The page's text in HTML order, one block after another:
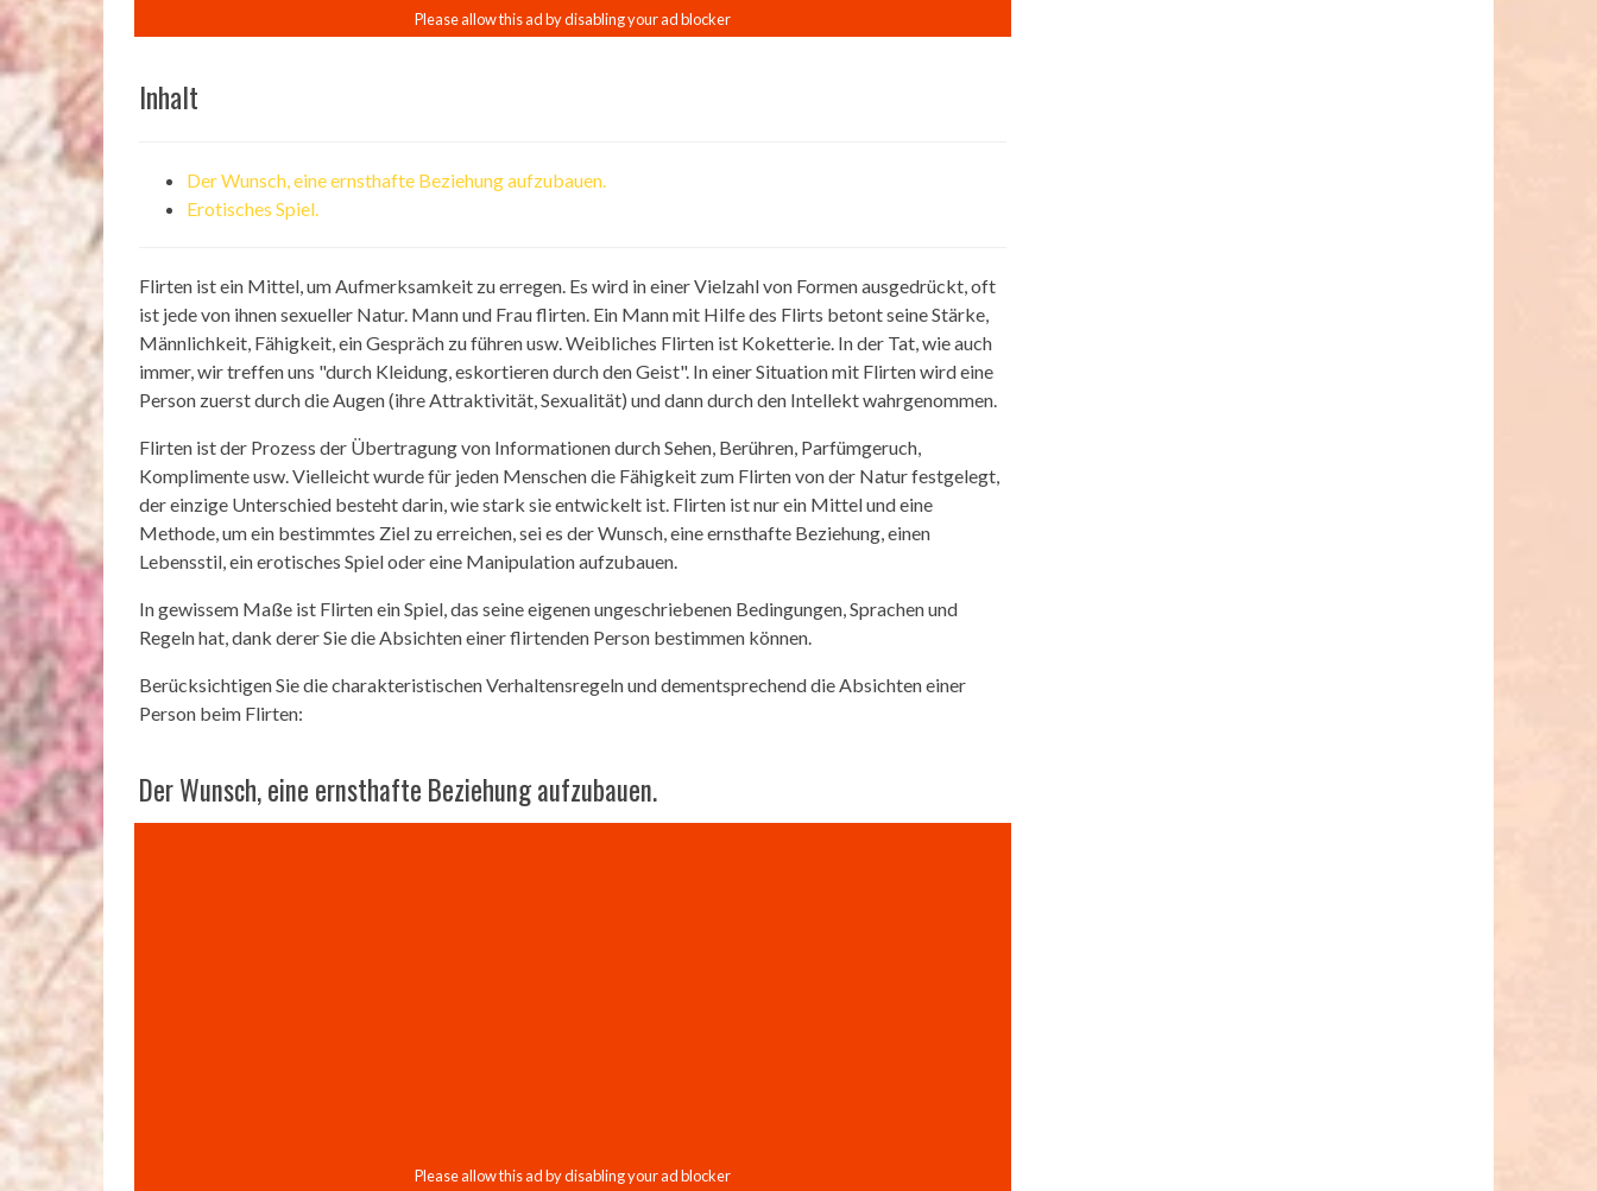
Inhalt
Der Wunsch, eine ernsthafte Beziehung aufzubauen.
Erotisches Spiel.
Flirten ist ein Mittel, um Aufmerksamkeit zu erregen. Es wird in einer Vielzahl von Formen ausgedrückt, oft
ist jede von ihnen sexueller Natur. Mann und Frau flirten. Ein Mann mit Hilfe des Flirts betont seine Stärke,
Männlichkeit, Fähigkeit, ein Gespräch zu führen usw. Weibliches Flirten ist Koketterie. In der Tat, wie auch
immer, wir treffen uns "durch Kleidung, eskortieren durch den Geist". In einer Situation mit Flirten wird eine
Person zuerst durch die Augen (ihre Attraktivität, Sexualität) und dann durch den Intellekt wahrgenommen.
Flirten ist der Prozess der Übertragung von Informationen durch Sehen, Berühren, Parfümgeruch,
Komplimente usw. Vielleicht wurde für jeden Menschen die Fähigkeit zum Flirten von der Natur festgelegt,
der einzige Unterschied besteht darin, wie stark sie entwickelt ist. Flirten ist nur ein Mittel und eine
Methode, um ein bestimmtes Ziel zu erreichen, sei es der Wunsch, eine ernsthafte Beziehung, einen
Lebensstil, ein erotisches Spiel oder eine Manipulation aufzubauen.
In gewissem Maße ist Flirten ein Spiel, das seine eigenen ungeschriebenen Bedingungen, Sprachen und
Regeln hat, dank derer Sie die Absichten einer flirtenden Person bestimmen können.
Berücksichtigen Sie die charakteristischen Verhaltensregeln und dementsprechend die Absichten einer
Person beim Flirten:
Der Wunsch, eine ernsthafte Beziehung aufzubauen.